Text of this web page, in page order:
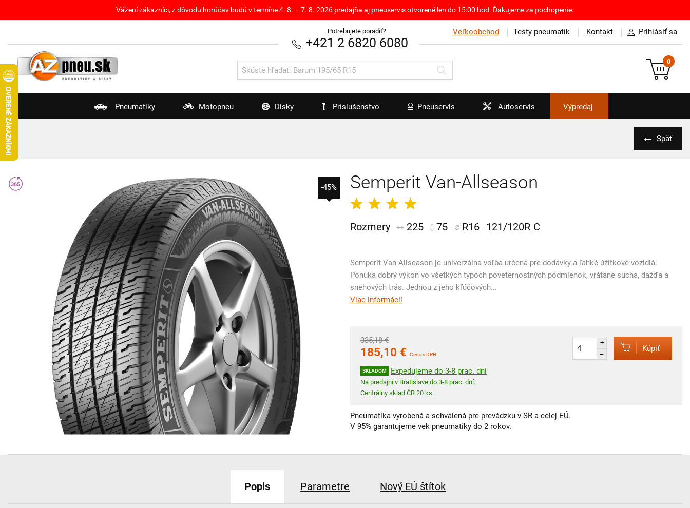
Vážení zákazníci, z dôvodu horúčav budú v termíne 4. 8. – 7. 8. 2026 predajňa aj pneuservis otvorené len do 15:00 hod. Ďakujeme za pochopenie.
Veľkoobchod Testy pneumatík Kontakt Prihlásiť sa
Potrebujete poradiť?
+421 2 6820 6080
0
Pneumatiky Motopneu Disky Príslušenstvo Pneuservis Autoservis Výpredaj
Späť
Semperit Van-Allseason
Rozmery 225 75 R16 121/120R C
Semperit Van-Allseason je univerzálna voľba určená pre dodávky a ľahké úžitkové vozidlá.
Ponúka dobrý výkon vo všetkých typoch poveternostných podmienok, vrátane sucha, dažďa a
snehových trás. Jednou z jeho kľúčových...
Viac informácií
335,18 €
185,10 € Cena s DPH
SKLADOM Expedujeme do 3-8 prac. dní
Na predajni v Bratislave do 3-8 prac. dní.
Centrálny sklad ČR 20 ks.
+
–
Kúpiť
Pneumatika vyrobená a schválená pre prevádzku v SR a celej EÚ.
V 95% garantujeme vek pneumatiky do 2 rokov.
-45%
Popis Parametre Nový EÚ štítok